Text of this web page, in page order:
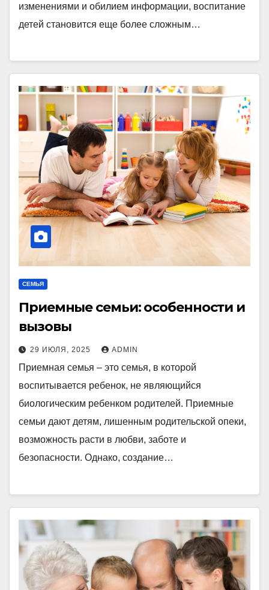
изменениями и обилием информации, воспитание
детей становится еще более сложным…
СЕМЬЯ
Приемные семьи: особенности и
вызовы
29 ИЮЛЯ, 2025 ADMIN
Приемная семья – это семья, в которой
воспитывается ребенок, не являющийся
биологическим ребенком родителей. Приемные
семьи дают детям, лишенным родительской опеки,
возможность расти в любви, заботе и
безопасности. Однако, создание…